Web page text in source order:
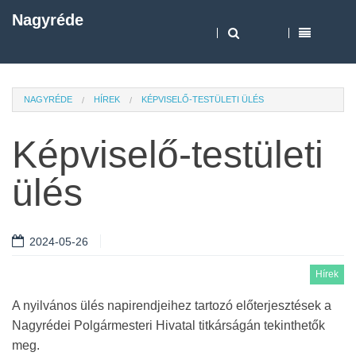
Nagyréde
NAGYRÉDE HÍREK KÉPVISELŐ-TESTÜLETI ÜLÉS
Képviselő-testületi
ülés
2024-05-26
Hírek
A nyilvános ülés napirendjeihez tartozó előterjesztések a
Nagyrédei Polgármesteri Hivatal titkárságán tekinthetők
meg.